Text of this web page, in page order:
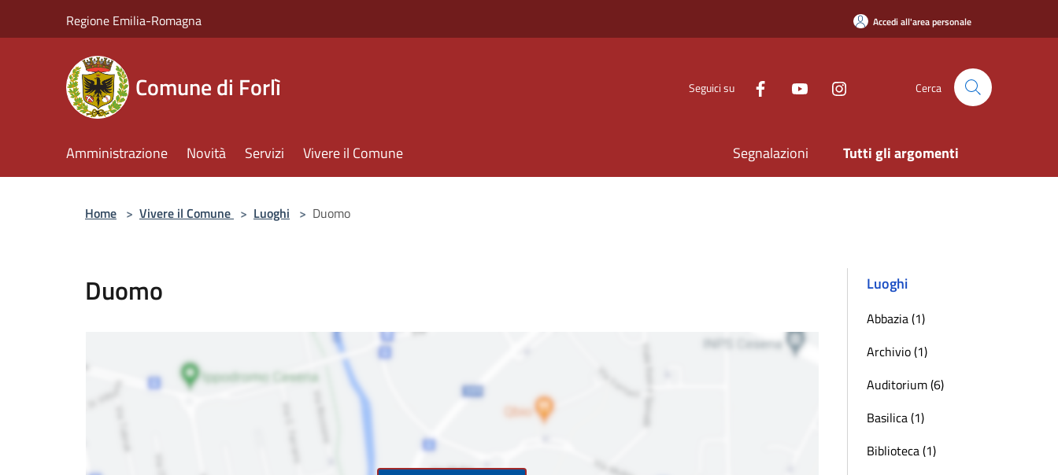
Regione Emilia-Romagna Accedi all'area personale
Comune di Forlì Seguici su Cerca
Amministrazione Novità Servizi Vivere il Comune Segnalazioni Tutti gli argomenti
Home > Vivere il Comune > Luoghi > Duomo
Duomo Luoghi
Abbazia (1)
Archivio (1)
Auditorium (6)
Basilica (1)
Biblioteca (1)